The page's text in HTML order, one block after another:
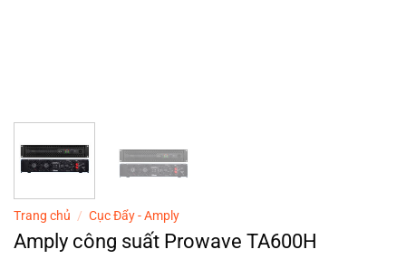
Trang chủ / Cục Đẩy - Amply
Amply công suất Prowave TA600H